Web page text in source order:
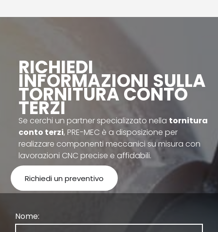
dimensionali e verifiche qualitative per garantire la
Richiedi un preventivo
RICHIEDI
INFORMAZIONI SULLA
TORNITURA CONTO
TERZI
Se cerchi un partner specializzato nella tornitura
conto terzi, PRE-MEC è a disposizione per
realizzare componenti meccanici su misura con
lavorazioni CNC precise e affidabili.
Nome: